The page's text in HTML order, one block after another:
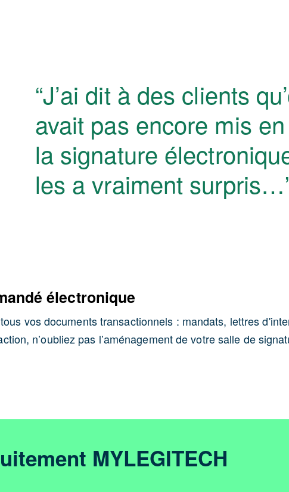
“J’ai dit à des clients
avait pas encore mis
la signature
les a vraiment
électronique
vos documents transactionnels : mandats, lettres
n’oubliez pas l’aménagement de votre salle de
MYLEGITECH